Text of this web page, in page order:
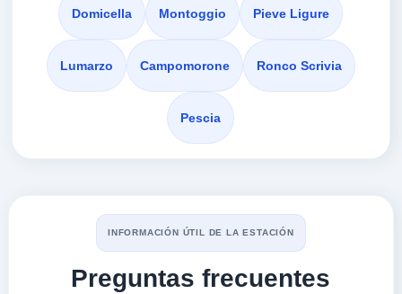
ESSO MANIN
a 1.63 Km
Piazza Manin 20r 18-20-22
GENOVA,
16141
VER PRECIOS
VEGNI MASSIMO
Domicella Montoggio Pieve Ligure
Lumarzo Campomorone Ronco Scrivia
Pescia
INFORMACIÓN ÚTIL DE LA ESTACIÓN
Preguntas frecuentes